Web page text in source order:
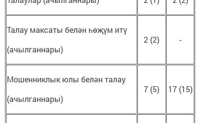
Талау максаты белән һөҗүм итү
(ачылганнары)
2 (2) -
Мошенниклык юлы белән талау
(ачылганнары)
7 (5) 17 (15)